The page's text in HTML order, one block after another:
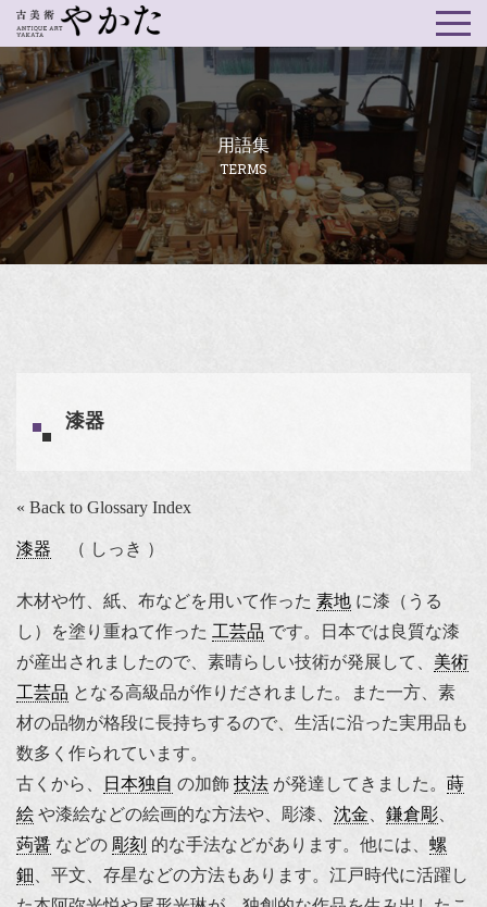
用語集
TERMS
漆器
« Back to Glossary Index
漆器 （ しっき ）
木材や竹、紙、布などを用いて作った 素地 に漆（うる
し）を塗り重ねて作った 工芸品 です。日本では良質な漆
が産出されましたので、素晴らしい技術が発展して、 美術
工芸品 となる高級品が作りだされました。また一方、素
材の品物が格段に長持ちするので、生活に沿った実用品も
数多く作られています。
古くから、
日本独自 の加飾 技法 が発達してきました。 蒔
絵 や漆絵などの絵画的な方法や、彫漆、 沈金 鎌倉彫
蒟醤 などの 彫刻 的な手法などがあります。他には、 螺
鈿 、平文、存星などの方法もあります。江戸時代に活躍し